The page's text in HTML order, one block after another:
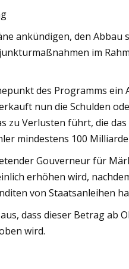
ankündigen, den
im
des Programms
nun die Schulden
zu Verlusten führt, die
mindestens 100
Gouverneur für
erhöhen wird,
von Staatsanleihen
dass dieser Betrag ab
wird.